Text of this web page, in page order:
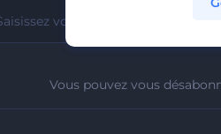
Vous pouvez vous